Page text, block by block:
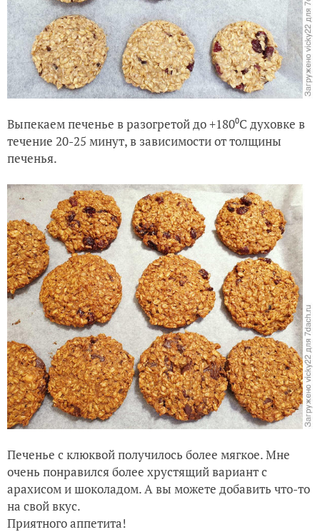
Выпекаем печенье в разогретой до +180⁰С духовке в
течение 20-25 минут, в зависимости от толщины
печенья.
Печенье с клюквой получилось более мягкое. Мне
очень понравился более хрустящий вариант с
арахисом и шоколадом. А вы можете добавить что-то
на свой вкус.
Приятного аппетита!